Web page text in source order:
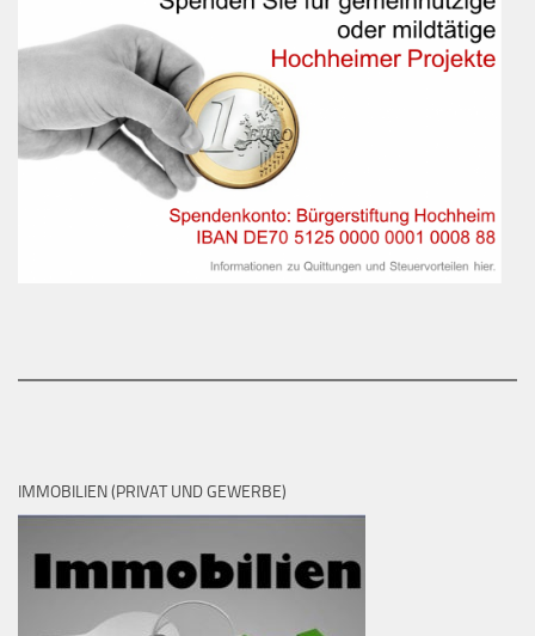
IMMOBILIEN (PRIVAT UND GEWERBE)